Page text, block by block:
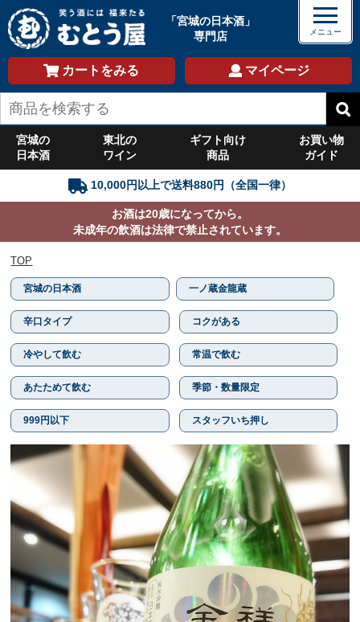
「宮城の日本酒」
専門店
カートをみる マイページ
宮城の
日本酒
東北の
ワイン
ギフト向け
商品
お買い物
ガイド
10,000円以上で送料880円（全国一律）
お酒は20歳になってから。
未成年の飲酒は法律で禁止されています。
TOP
宮城の日本酒 一ノ蔵金龍蔵
辛口タイプ コクがある
冷やして飲む 常温で飲む
あたためて飲む 季節・数量限定
999円以下 スタッフいち押し